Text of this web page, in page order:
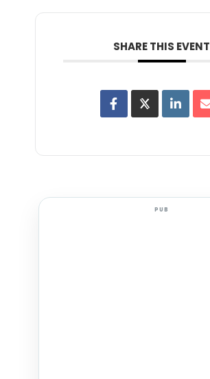
SHARE THIS EVENT
PUB